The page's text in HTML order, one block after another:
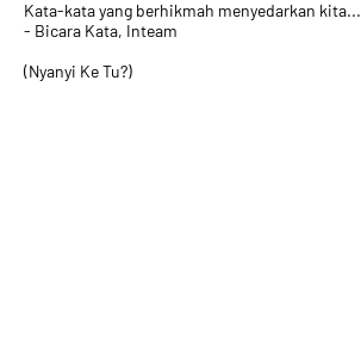
Kata-kata yang berhikmah menyedarkan kita...
- Bicara Kata, Inteam
(Nyanyi Ke Tu?)